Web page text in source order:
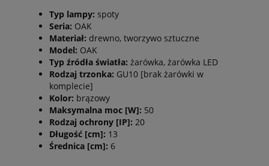
Typ lampy: spoty
Seria: OAK
Materiał: drewno, tworzywo sztuczne
Model: OAK
Typ źródła światła: żarówka, żarówka LED
Rodzaj trzonka: GU10 [brak żarówki w
komplecie]
Kolor: brązowy
Maksymalna moc [W]: 50
Rodzaj ochrony [IP]: 20
Długość [cm]: 13
Średnica [cm]: 6